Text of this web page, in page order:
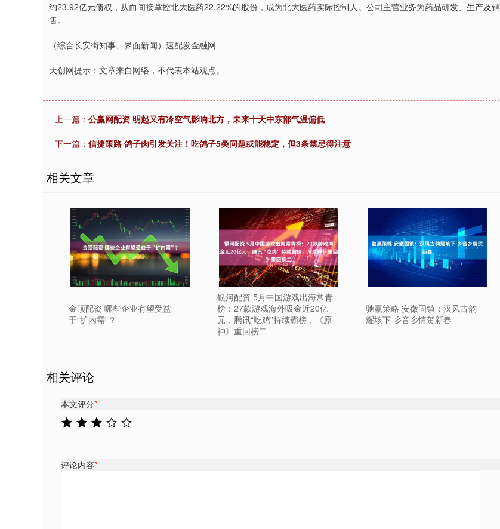
约23.92亿元债权，从而间接掌控北大医药22.22%的股份，成为北大医药实际控制人。公司主营业务为药品研发、生产及销
售。
（综合长安街知事、界面新闻）速配发金融网
天创网提示：文章来自网络，不代表本站观点。
上一篇： 公赢网配资 明起又有冷空气影响北方，未来十天中东部气温偏低
下一篇： 信捷策路 鸽子肉引发关注！吃鸽子5类问题或能稳定，但3条禁忌得注意
相关文章
金顶配资 哪些企业有望受益
于“扩内需”？
银河配资 5月中国游戏出海常青
榜：27款游戏海外吸金近20亿
元，腾讯“吃鸡”持续霸榜，《原
神》重回榜二
驰赢策略 安徽固镇：汉风古韵
耀垓下 乡音乡情贺新春
相关评论
本文评分*
评论内容*